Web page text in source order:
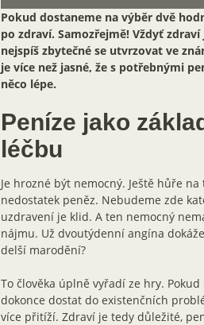
Pokud dostaneme na výběr dvě
po zdraví. Samozřejmě! Vždyť
nejspíš zbytečné se utvrzovat ve
je více než jasné, že s potřebnými
něco lépe.
Peníze jako
léčbu
Je hrozné být nemocný. Ještě hůře
nedostatek peněz. Nebudeme zde
uzdravení je klid. A ten nemocný
nájmu. Už dvoutýdenní angína
delší marodění?
To člověka úplně vyřadí ze hry.
dokonce dostat do existenčních
více přitíží. Zdraví je tedy důležité,